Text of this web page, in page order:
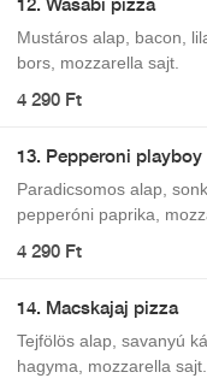
Mustáros alap, bacon,
bors, mozzarella sajt.
4 290 Ft
13. Pepperoni
Paradicsomos alap,
pepperóni paprika,
4 290 Ft
14. Macskajaj pizza
Tejfölös alap, savanyú
hagyma, mozzarella sajt.